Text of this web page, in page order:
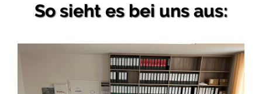
So sieht es bei uns aus: